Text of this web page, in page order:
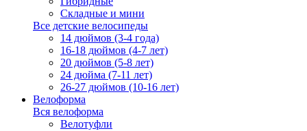
Складные и мини
Все детские велосипеды
14 дюймов (3-4 года)
16-18 дюймов (4-7 лет)
20 дюймов (5-8 лет)
24 дюйма (7-11 лет)
26-27 дюймов (10-16 лет)
Велоформа
Вся велоформа
Велотуфли